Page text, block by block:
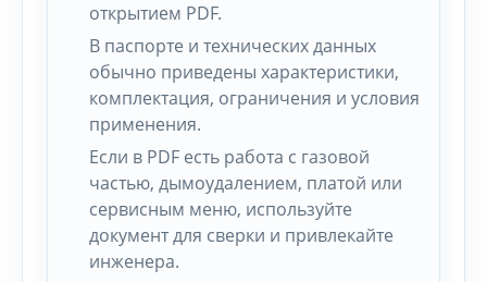
открытием PDF.
В паспорте и технических данных
обычно приведены характеристики,
комплектация, ограничения и условия
применения.
Если в PDF есть работа с газовой
частью, дымоудалением, платой или
сервисным меню, используйте
документ для сверки и привлекайте
инженера.